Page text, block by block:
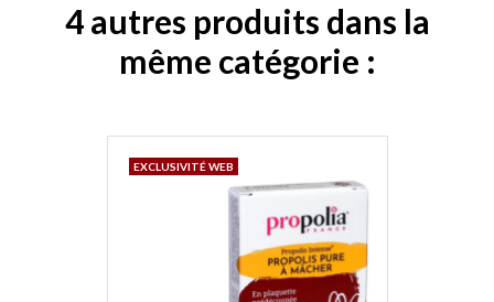
4 autres produits dans la
même catégorie :
EXCLUSIVITÉ WEB